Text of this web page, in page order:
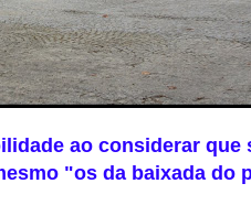
ao considerar que
"os da baixada do